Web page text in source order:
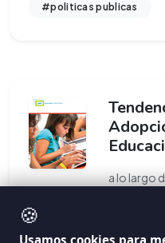
#politicas publicas
a lo largo
🍪
Usamos cookies para